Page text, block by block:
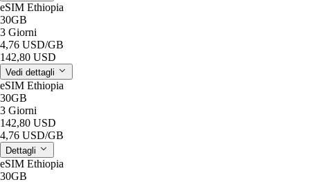
eSIM Ethiopia
30GB
3 Giorni
4,76 USD/GB
142,80 USD
Vedi dettagli
eSIM Ethiopia
30GB
3 Giorni
142,80 USD
4,76 USD/GB
Dettagli
eSIM Ethiopia
30GB